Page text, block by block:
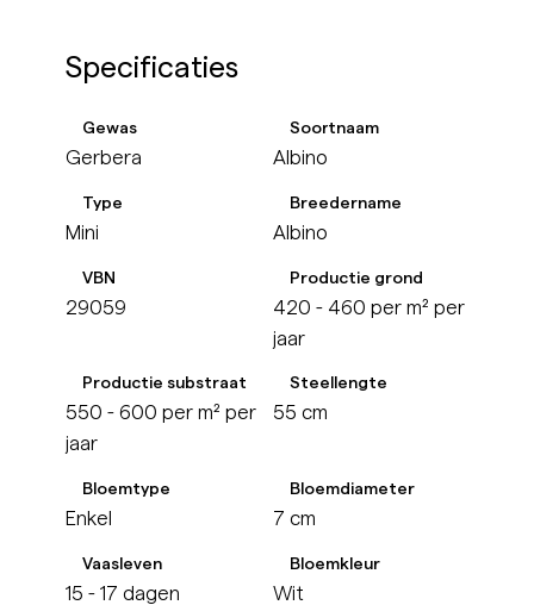
Specificaties
Gewas
Gerbera
Soortnaam
Albino
Type
Mini
Breedername
Albino
VBN
29059
Productie grond
420 - 460 per m² per
jaar
Productie substraat
550 - 600 per m² per
jaar
Steellengte
55 cm
Bloemtype
Enkel
Bloemdiameter
7 cm
Vaasleven
15 - 17 dagen
Bloemkleur
Wit